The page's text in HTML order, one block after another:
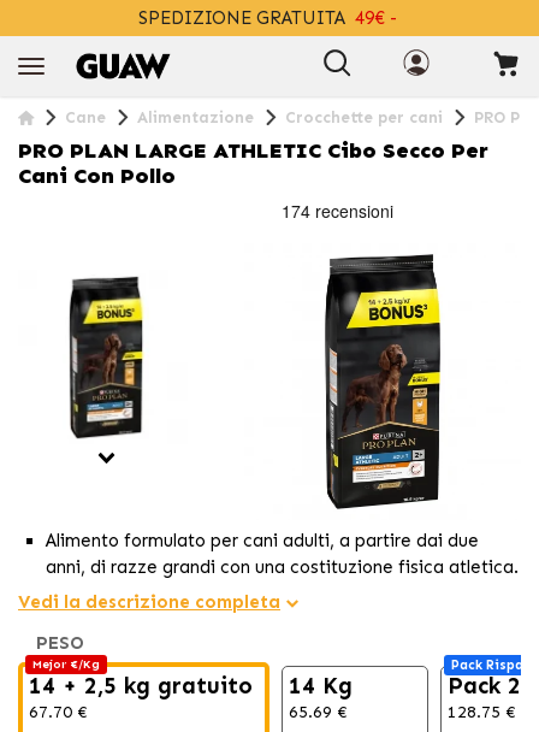
SPEDIZIONE GRATUITA 49€ -
Cane Alimentazione Crocchette per cani PRO
PRO PLAN LARGE ATHLETIC Cibo Secco Per
Cani Con Pollo
Alimento formulato per cani adulti, a partire dai due
anni, di razze grandi con una costituzione fisica atletica.
Ingredienti naturali, con carne di pollo come
protagonista, che forniscono una nutrizione giornaliera
completa e bilanciata.
Aiuta a mantenere articolazioni sane e uno stile di vita
attivo.
Vedi la descrizione completa
PESO
Mejor €/Kg
14 + 2,5 kg gratuito
67.70 €
14 Kg
65.69 €
Pack
Pack 2
128.75 €